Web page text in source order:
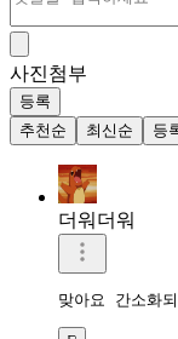
사진첨부
등록
추천순
최신순 등
더워더워
맞아요 간소화